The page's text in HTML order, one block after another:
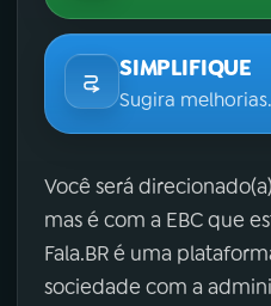
SIMPLIFIQUE
Sugira melhorias.
Você será
mas é com a EBC que
Fala.BR é uma
sociedade com a